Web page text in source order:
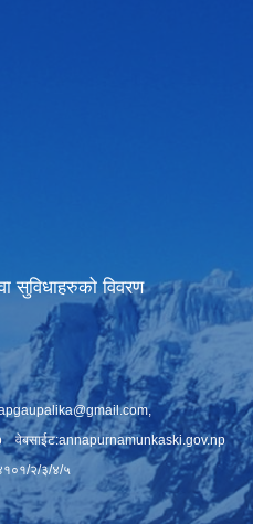
सुविधाहरुको विवरण
,
वेबसाईट:annapurnamunkaski.gov.np
३/४/५